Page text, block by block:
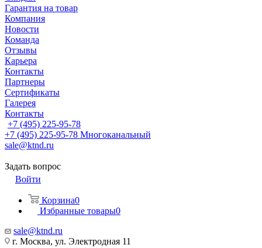
Гарантия на товар
Компания
Новости
Команда
Отзывы
Карьера
Контакты
Партнеры
Сертификаты
Галерея
Контакты
+7 (495) 225-95-78
+7 (495) 225-95-78 Многоканальный
sale@ktnd.ru
Задать вопрос
Войти
Корзина0
Избранные товары0
sale@ktnd.ru
г. Москва, ул. Электродная 11